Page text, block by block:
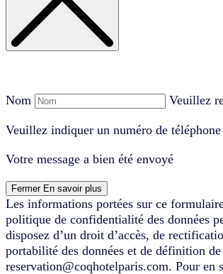
Nom
Veuillez
Veuillez indiquer un numéro de téléphone
Votre message a bien été envoyé
Fermer En savoir plus
Les informations portées sur ce
politique de confidentialité des données
disposez d’un droit d’accès, de
portabilité des données et de définition
reservation@coqhotelparis.com. Pour en